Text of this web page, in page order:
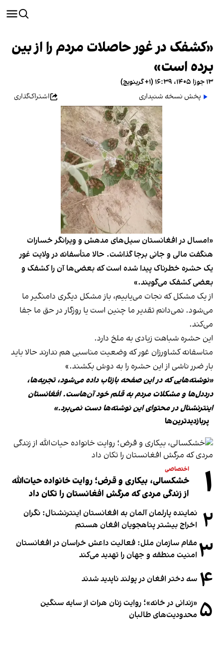
«کشفک در غور حاصلات مردم را از بین
برده است»
۱۳ جوزا ۱۴۰۵، ۱۶:۳۹ (‎+۱ گرینویچ)
پخش نسخه شنیداری
اشتراک‌گذاری
«امسال در افغانستان سیل‌های مدهش و ویرانگر خسارات
هنگفت مالی و جانی برجا گذاشت. حالا متأسفانه در ولایت غور
یک حشره خطرناک پیدا شده است که بعضی‌ها آن را کشفک و
بعضی کشفک می‌گویند.»
از یک مشکل که نجات می‌یابیم، باز مشکل دیگری دامنگیر ما
می‌شود. نمی‌دانم تقدیر ما چنین است یا روزگار در حق ما جفا
می‌کند.
این حشره شباهت زیادی به ملخ دارد.
متاسفانه کشاورزان غور که وضعیت مناسبی هم ندارند حالا باید
بار ضرر ناشی از این حشره را به دوش بکشند.»
«نوشته‌هایی که در این صفحه بازتاب داده می‌شود، تجربه‌ها،
درددل‌ها و مشکلات مردم به قلم خود آن‌هاست. افغانستان
اینترنشنال در محتوای این نوشته‌ها دست نمی‌برد.»
پربازدیدترین‌ها
۱ اختصاصی
خشکسالی، بیکاری و قرض؛ روایت خانواده حیات‌الله
از زندگی مردی که مرگش افغانستان را تکان داد
۲ نماینده پارلمان آلمان به افغانستان اینترنشنال: نگران
اخراج بیشتر پناهجویان افغان هستم
۳ مقام سازمان ملل: فعالیت داعش خراسان در افغانستان
امنیت منطقه و جهان را تهدید می‌کند
۴ سه دختر افغان در پولند ناپدید شدند
۵ «زندانی در خانه»؛ روایت زنان هرات از سایه سنگین
محدودیت‌های طالبان